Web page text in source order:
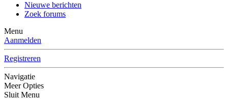
Nieuwe berichten
Zoek forums
Menu
Aanmelden
Registreren
Navigatie
Meer Opties
Sluit Menu